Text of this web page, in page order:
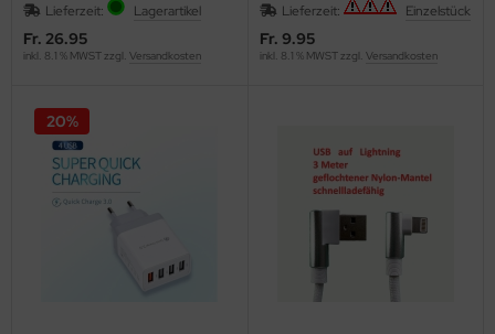
Lieferzeit: Lagerartikel
Fr. 26.95
inkl. 8.1 % MWST zzgl. Versandkosten
Lieferzeit: Einzelstück
Fr. 9.95
inkl. 8.1 % MWST zzgl. Versandkosten
20%